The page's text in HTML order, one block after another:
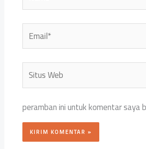
Email*
Situs
Web
peramban ini untuk komentar saya